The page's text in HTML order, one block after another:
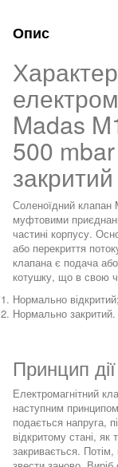
Опис
Madas
500
закритий
Соленоїдний клапан
муфтовими
частині корпусу.
або перекриття
клапана є подача
котушку, що в свою
Нормально відкритий;
Нормально закритий.
Принцип
Електромагнітний
наступним
подається напруга,
відкритому стані,
закривається.